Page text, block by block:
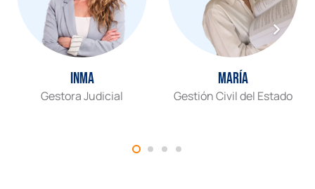
Inma
Gestora Judicial
María
Gestión Civil del Estado